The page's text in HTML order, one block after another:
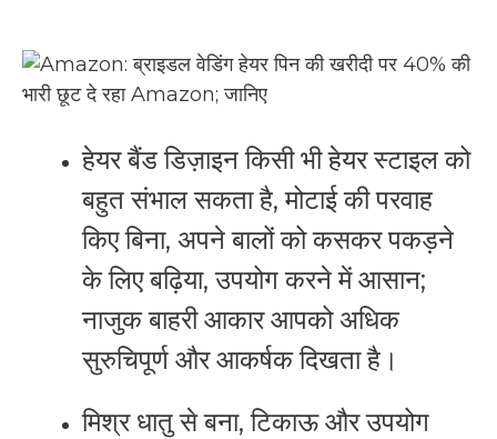
हेयरबैंड डिज़ाइन किसी भी हेयरस्टाइल को
बहुत संभाल सकता है, मोटाई की परवाह
किए बिना, अपने बालों को कसकर पकड़ने
के लिए बढ़िया, उपयोग करने में आसान;
नाजुक बाहरी आकार आपको अधिक
सुरुचिपूर्ण और आकर्षक दिखता है।
मिश्र धातु से बना, टिकाऊ और उपयोग